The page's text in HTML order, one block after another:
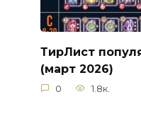
ТирЛист
(март 2026)
0 1.8к.